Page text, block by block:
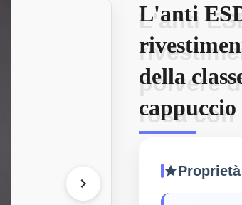
L'anti
della
cappuccio
L'anti
polvere
rosa con